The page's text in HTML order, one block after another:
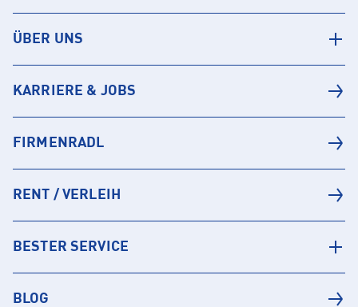
ÜBER UNS
KARRIERE & JOBS
FIRMENRADL
RENT / VERLEIH
BESTER SERVICE
BLOG